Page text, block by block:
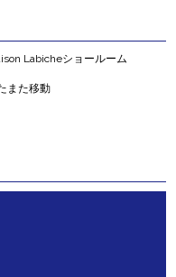
Labicheショールーム
また移動